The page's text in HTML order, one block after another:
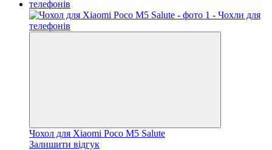
Чохол для Xiaomi Poco M5 Salute
Залишити відгук